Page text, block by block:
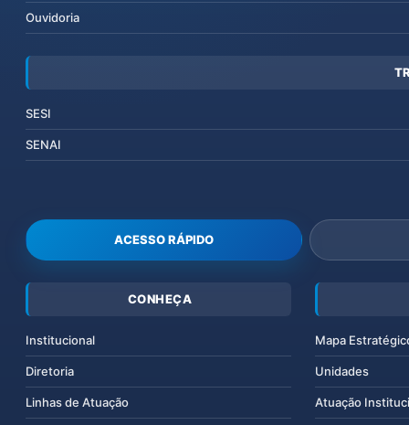
Ouvidoria
SESI
SENAI
ACESSO RÁPIDO
CONHEÇA
Institucional
Diretoria
Linhas de Atuação
Mapa
Unidades
Atuação